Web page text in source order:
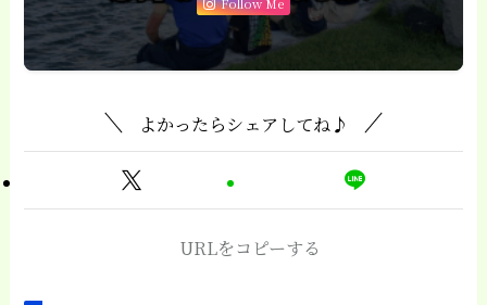
Follow Me
よかったらシェアしてね♪
URLをコピーする